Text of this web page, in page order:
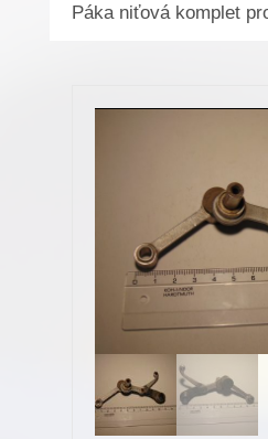
Páka niťová komplet